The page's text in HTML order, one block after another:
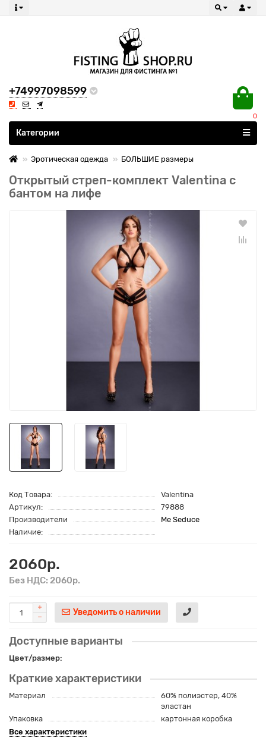
+74997098599
0
Все категории
Категории
Эротическая одежда БОЛЬШИЕ размеры
Открытый стреп-комплект Valentina с
бантом на лифе
Код Товара:
Valentina
Артикул:
79888
Производители
Me Seduce
Наличие:
2060р.
Без НДС: 2060р.
Уведомить о наличии
Доступные варианты
Цвет/размер:
Краткие характеристики
Материал
60% полиэстер, 40%
эластан
Упаковка
картонная коробка
Все характеристики